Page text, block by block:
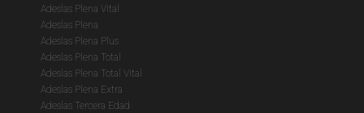
Adeslas Plena Vital
Adeslas Plena
Adeslas Plena Plus
Adeslas Plena Total
Adeslas Plena Total Vital
Adeslas Plena Extra
Adeslas Tercera Edad